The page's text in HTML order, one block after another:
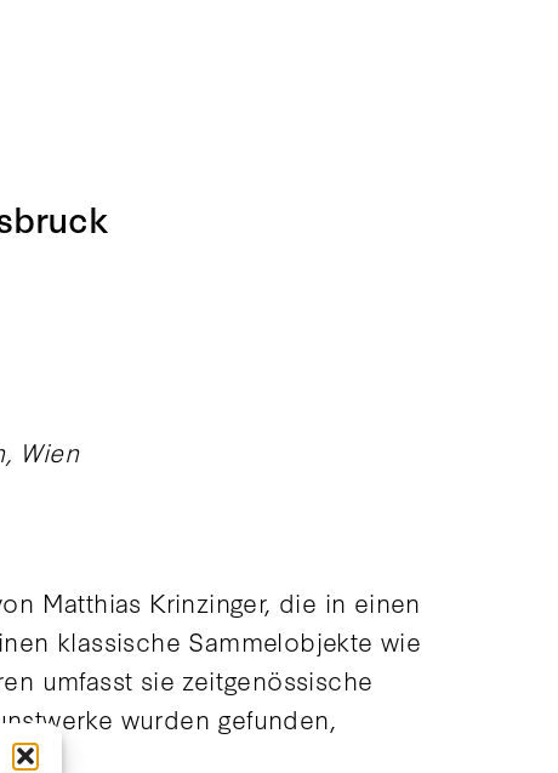
Wien
Matthias Krinzinger, die in einen
klassische Sammelobjekte wie
umfasst sie zeitgenössische
wurden gefunden,